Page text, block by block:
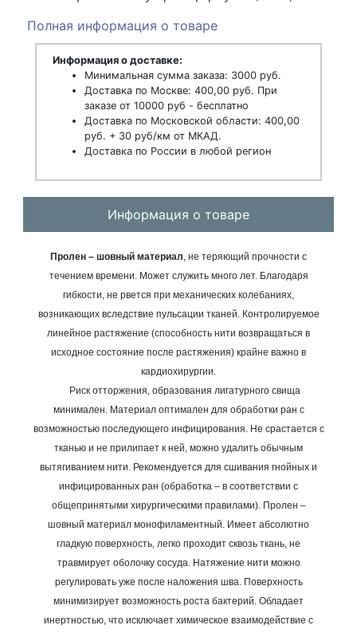
Полная информация о товаре
Информация о доставке:
Минимальная сумма заказа: 3000 руб.
Доставка по Москве: 400,00 руб. При
заказе от 10000 руб - бесплатно
Доставка по Московской области: 400,00
руб. + 30 руб/км от МКАД.
Доставка по России в любой регион
Информация о товаре
Пролен – шовный материал, не теряющий прочности с
течением времени. Может служить много лет. Благодаря
гибкости, не рвется при механических колебаниях,
возникающих вследствие пульсации тканей. Контролируемое
линейное растяжение (способность нити возвращаться в
исходное состояние после растяжения) крайне важно в
кардиохирургии.
Риск отторжения, образования лигатурного свища
минимален. Материал оптимален для обработки ран с
возможностью последующего инфицирования. Не срастается с
тканью и не прилипает к ней, можно удалить обычным
вытягиванием нити. Рекомендуется для сшивания гнойных и
инфицированных ран (обработка – в соответствии с
общепринятыми хирургическими правилами). Пролен –
шовный материал монофиламентный. Имеет абсолютно
гладкую поверхность, легко проходит сквозь ткань, не
травмирует оболочку сосуда. Натяжение нити можно
регулировать уже после наложения шва. Поверхность
минимизирует возможность роста бактерий. Обладает
инертностью, что исключает химическое взаимодействие с